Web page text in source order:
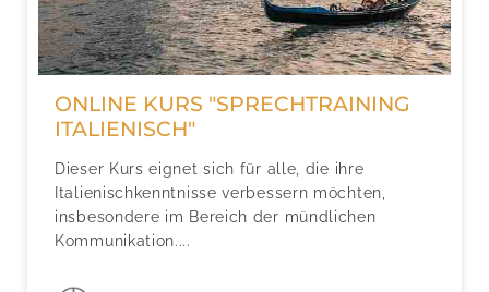
ONLINE KURS "SPRECHTRAINING
ITALIENISCH"
Dieser Kurs eignet sich für alle, die ihre
Italienischkenntnisse verbessern möchten,
insbesondere im Bereich der mündlichen
Kommunikation....